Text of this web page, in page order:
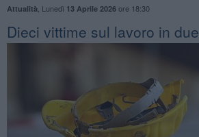
Attualità Lunedì 13 Aprile 2026ore 18:30
Dieci vittime sul lavoro in